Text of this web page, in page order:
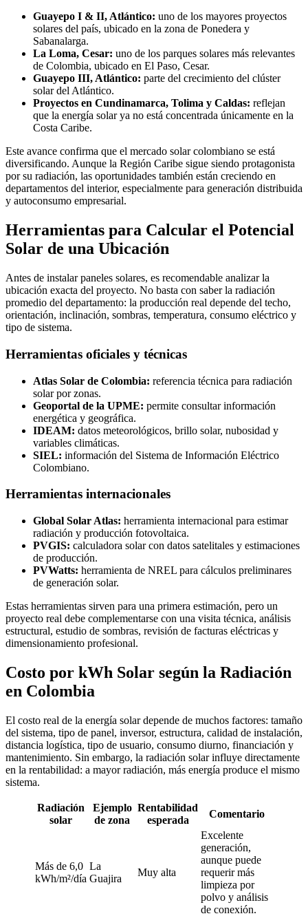
Guayepo I & II, Atlántico: uno de los mayores proyectos
solares del país, ubicado en la zona de Ponedera y
Sabanalarga.
La Loma, Cesar: uno de los parques solares más relevantes
de Colombia, ubicado en El Paso, Cesar.
Guayepo III, Atlántico: parte del crecimiento del clúster
solar del Atlántico.
Proyectos en Cundinamarca, Tolima y Caldas: reflejan
que la energía solar ya no está concentrada únicamente en la
Costa Caribe.
Este avance confirma que el mercado solar colombiano se está
diversificando. Aunque la Región Caribe sigue siendo protagonista
por su radiación, las oportunidades también están creciendo en
departamentos del interior, especialmente para generación distribuida
y autoconsumo empresarial.
Herramientas para Calcular el Potencial
Solar de una Ubicación
Antes de instalar paneles solares, es recomendable analizar la
ubicación exacta del proyecto. No basta con saber la radiación
promedio del departamento: la producción real depende del techo,
orientación, inclinación, sombras, temperatura, consumo eléctrico y
tipo de sistema.
Herramientas oficiales y técnicas
Atlas Solar de Colombia: referencia técnica para radiación
solar por zonas.
Geoportal de la UPME: permite consultar información
energética y geográfica.
IDEAM: datos meteorológicos, brillo solar, nubosidad y
variables climáticas.
SIEL: información del Sistema de Información Eléctrico
Colombiano.
Herramientas internacionales
Global Solar Atlas: herramienta internacional para estimar
radiación y producción fotovoltaica.
PVGIS: calculadora solar con datos satelitales y estimaciones
de producción.
PVWatts: herramienta de NREL para cálculos preliminares
de generación solar.
Estas herramientas sirven para una primera estimación, pero un
proyecto real debe complementarse con una visita técnica, análisis
estructural, estudio de sombras, revisión de facturas eléctricas y
dimensionamiento profesional.
Costo por kWh Solar según la Radiación
en Colombia
El costo real de la energía solar depende de muchos factores: tamaño
del sistema, tipo de panel, inversor, estructura, calidad de instalación,
distancia logística, tipo de usuario, consumo diurno, financiación y
mantenimiento. Sin embargo, la radiación solar influye directamente
en la rentabilidad: a mayor radiación, más energía produce el mismo
sistema.
Radiación
solar
Ejemplo
de zona
Rentabilidad
esperada
Comentario
Más de 6,0
kWh/m²/día
La
Guajira
Muy alta
Excelente
generación,
aunque puede
requerir más
limpieza por
polvo y análisis
de conexión.